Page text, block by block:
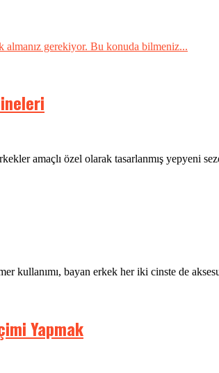
gerekiyor. Bu konuda bilmeniz...
amaçlı özel olarak tasarlanmış yepyeni
kullanımı, bayan erkek her iki cinste de
Yapmak